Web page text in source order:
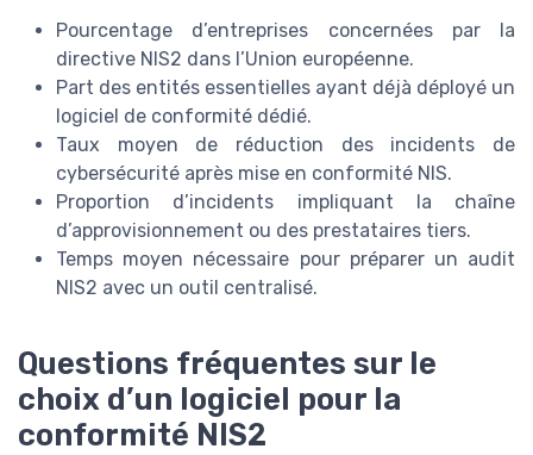
Pourcentage d’entreprises concernées par la
directive NIS2 dans l’Union européenne.
Part des entités essentielles ayant déjà déployé un
logiciel de conformité dédié.
Taux moyen de réduction des incidents de
cybersécurité après mise en conformité NIS.
Proportion d’incidents impliquant la chaîne
d’approvisionnement ou des prestataires tiers.
Temps moyen nécessaire pour préparer un audit
NIS2 avec un outil centralisé.
Questions fréquentes sur le
choix d’un logiciel pour la
conformité NIS2